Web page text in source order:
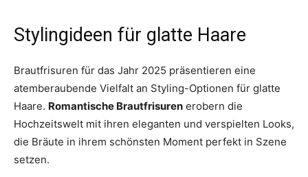
Stylingideen für glatte Haare
Brautfrisuren für das Jahr 2025 präsentieren eine
atemberaubende Vielfalt an Styling-Optionen für glatte
Haare. Romantische Brautfrisuren erobern die
Hochzeitswelt mit ihren eleganten und verspielten Looks,
die Bräute in ihrem schönsten Moment perfekt in Szene
setzen.